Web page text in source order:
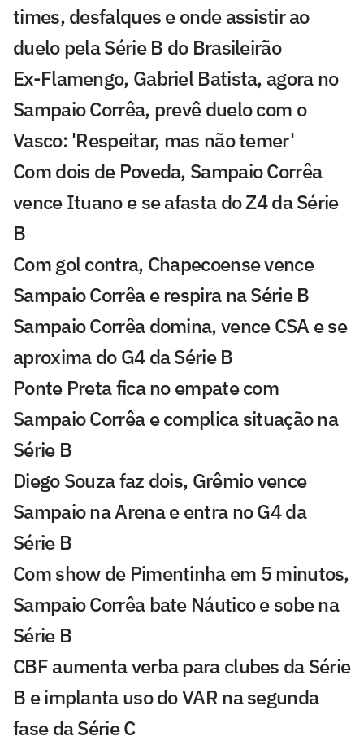
times, desfalques e onde assistir ao
duelo pela Série B do Brasileirão
Ex-Flamengo, Gabriel Batista, agora no
Sampaio Corrêa, prevê duelo com o
Vasco: 'Respeitar, mas não temer'
Com dois de Poveda, Sampaio Corrêa
vence Ituano e se afasta do Z4 da Série
B
Com gol contra, Chapecoense vence
Sampaio Corrêa e respira na Série B
Sampaio Corrêa domina, vence CSA e se
aproxima do G4 da Série B
Ponte Preta fica no empate com
Sampaio Corrêa e complica situação na
Série B
Diego Souza faz dois, Grêmio vence
Sampaio na Arena e entra no G4 da
Série B
Com show de Pimentinha em 5 minutos,
Sampaio Corrêa bate Náutico e sobe na
Série B
CBF aumenta verba para clubes da Série
B e implanta uso do VAR na segunda
fase da Série C